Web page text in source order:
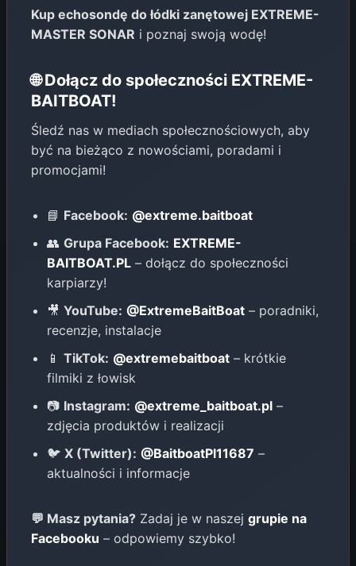
Kup echosondę do łódki zanętowej EXTREME-
MASTER SONAR i poznaj swoją wodę!
🌐 Dołącz do społeczności EXTREME-
BAITBOAT!
Śledź nas w mediach społecznościowych, aby
być na bieżąco z nowościami, poradami i
promocjami!
📘 Facebook: @extreme.baitboat
👥 Grupa Facebook: EXTREME-
BAITBOAT.PL – dołącz do społeczności
karpiarzy!
🎥 YouTube: @ExtremeBaitBoat – poradniki,
recenzje, instalacje
📱 TikTok: @extremebaitboat – krótkie
filmiki z łowisk
📷 Instagram: @extreme_baitboat.pl –
zdjęcia produktów i realizacji
🐦 X (Twitter): @BaitboatPl11687 –
aktualności i informacje
💬 Masz pytania? Zadaj je w naszej grupie na
Facebooku – odpowiemy szybko!